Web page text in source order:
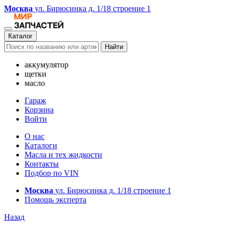
Москва ул. Бирюсинка д. 1/18 строение 1
Каталог
Найти
аккумулятор
щетки
масло
Гараж
Корзина
Войти
О нас
Каталоги
Масла и тех жидкости
Контакты
Подбор по VIN
Москва ул. Бирюсинка д. 1/18 строение 1
Помощь эксперта
Назад